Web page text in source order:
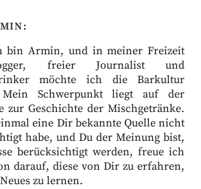
bin Armin, und in meiner Freizeit
freier Journalist und
möchte ich die Barkultur
Schwerpunkt liegt auf der
zur Geschichte der Mischgetränke.
eine Dir bekannte Quelle nicht
habe, und Du der Meinung bist,
berücksichtigt werden, freue ich
darauf, diese von Dir zu erfahren,
zu lernen.